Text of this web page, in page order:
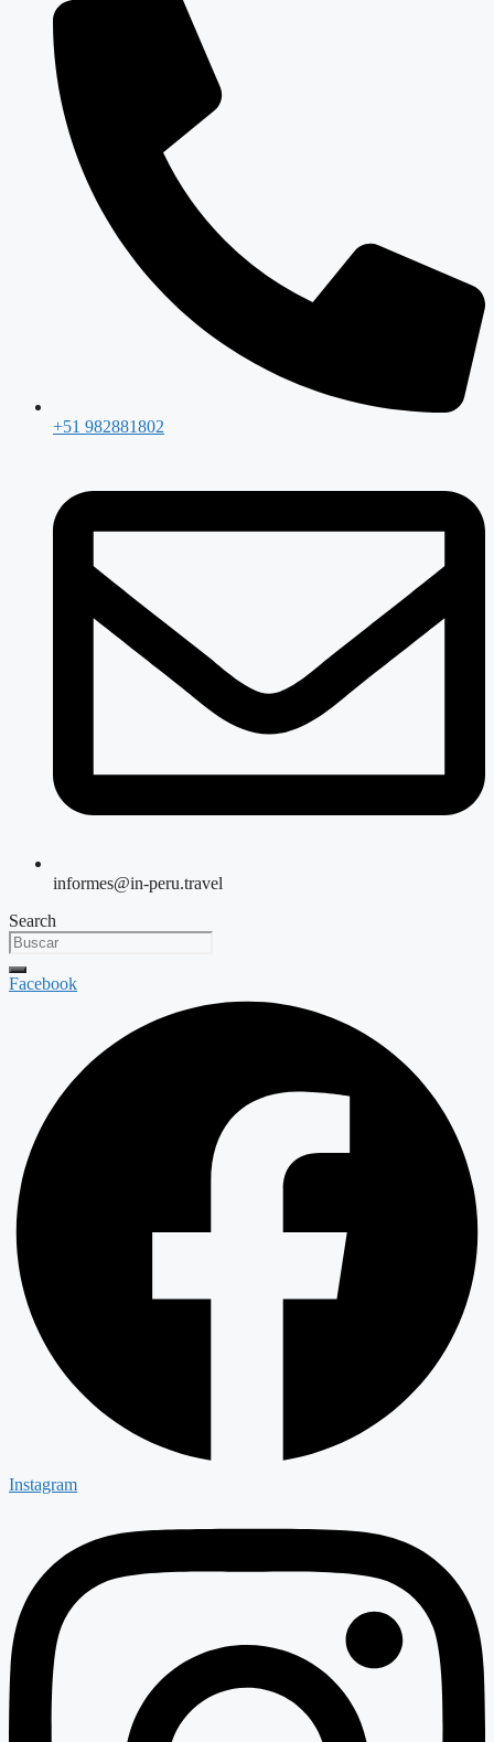
+51 982881802
informes@in-peru.travel
Search
Facebook
Instagram